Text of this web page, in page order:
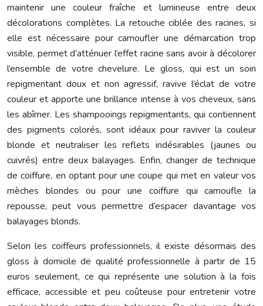
maintenir une couleur fraîche et lumineuse entre deux
décolorations complètes. La retouche ciblée des racines, si
elle est nécessaire pour camoufler une démarcation trop
visible, permet d’atténuer l’effet racine sans avoir à décolorer
l’ensemble de votre chevelure. Le gloss, qui est un soin
repigmentant doux et non agressif, ravive l’éclat de votre
couleur et apporte une brillance intense à vos cheveux, sans
les abîmer. Les shampooings repigmentants, qui contiennent
des pigments colorés, sont idéaux pour raviver la couleur
blonde et neutraliser les reflets indésirables (jaunes ou
cuivrés) entre deux balayages. Enfin, changer de technique
de coiffure, en optant pour une coupe qui met en valeur vos
mèches blondes ou pour une coiffure qui camoufle la
repousse, peut vous permettre d’espacer davantage vos
balayages blonds.
Selon les coiffeurs professionnels, il existe désormais des
gloss à domicile de qualité professionnelle à partir de 15
euros seulement, ce qui représente une solution à la fois
efficace, accessible et peu coûteuse pour entretenir votre